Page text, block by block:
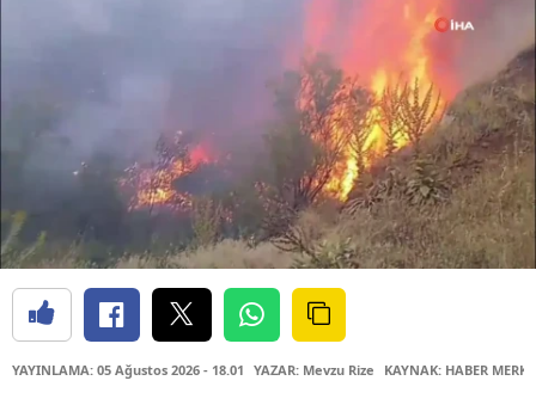
YAYINLAMA: 05 Ağustos 2026 - 18.01 YAZAR: Mevzu Rize KAYNAK: HABER